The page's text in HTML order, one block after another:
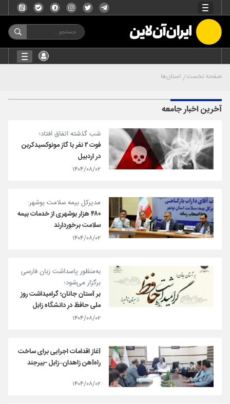
صفحه نخست استان‌ها
آخرین اخبار جامعه
شب گذشته اتفاق افتاد؛
فوت ۲ نفر با گاز مونوکسیدکربن
در اردبیل
۱۴۰۴/۰۸/۰۲
مدیرکل بیمه سلامت بوشهر:
۴۸۰ هزار بوشهری از خدمات بیمه
سلامت برخوردارند
۱۴۰۴/۰۸/۰۲
به‌منظور پاسداشت زبان فارسی
برگزار می‌شود؛
بر آستان جانان؛ گرامیداشت روز
ملی حافظ در دانشگاه زابل
۱۴۰۴/۰۸/۰۲
آغاز اقدامات اجرایی برای ساخت
راه‌آهن زاهدان–زابل -بیرجند
۱۴۰۴/۰۸/۰۲